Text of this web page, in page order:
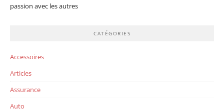
passion avec les autres
CATÉGORIES
Accessoires
Articles
Assurance
Auto